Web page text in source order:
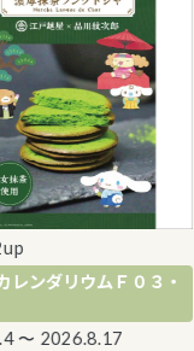
リウムＦ０３・
2026.8.17